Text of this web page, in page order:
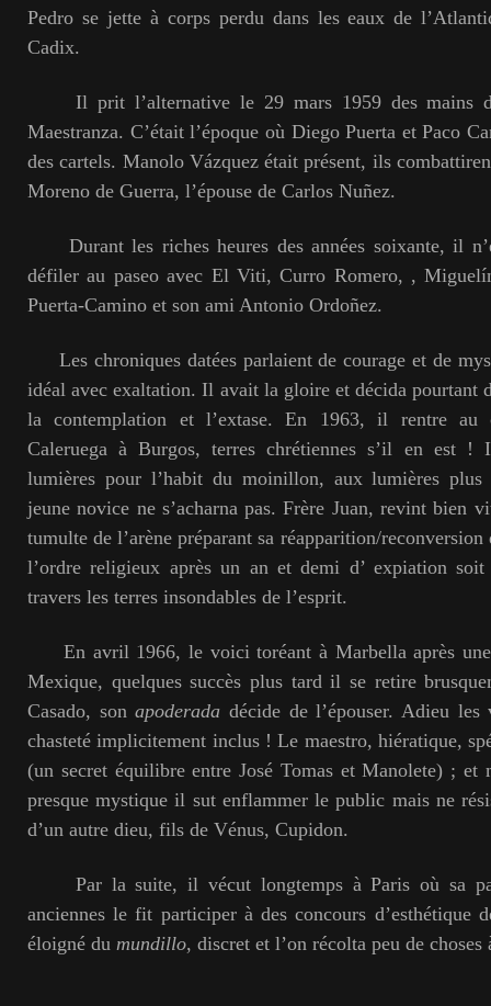
Pedro se jette à corps perdu dans les eaux de
Cadix.
Il prit l’alternative le 29 mars 1959 des mains
Maestranza. C’était l’époque où Diego Puerta etPaco
des cartels. Manolo Vázquez était présent, ils
Moreno de Guerra, l’épouse de Carlos Nuñez.
Durant les riches heures des années soixante, il
défiler au paseo avec El Viti, Curro Romero, ,
Puerta-Camino et son ami Antonio Ordoñez.
Les chroniques datées parlaient de courage et de
idéal avec exaltation.Il avait la gloire et décida pourtant
la contemplation et l’extase. En 1963, il rentre au
Caleruega à Burgos, terres chrétiennes s’il en est !
lumières pour l’habit du moinillon, aux lumières plus
jeune novice ne s’acharna pas. Frère Juan, revint bien
tumulte de l’arène préparant sa réapparition/
l’ordre religieux après un an et demi d’ expiation
travers les terres insondables de l’esprit.
En avril 1966, le voici toréant à Marbella après
Mexique, quelques succès plus tard il se retire
Casado, sonapoderada décide de l’épouser.Adieu les
chasteté implicitement inclus ! Le maestro, hiératique,
(un secret équilibre entre José Tomas et Manolete) ; et
presque mystique il sut enflammer le public mais ne
d’un autre dieu, fils de Vénus, Cupidon.
Par la suite, il vécut longtemps à Paris où sa
anciennes le fit participer à des concours d’esthétique
éloigné du mundillo, discret et l’on récolta peu de choses